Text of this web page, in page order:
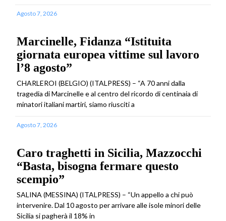
Agosto 7, 2026
Marcinelle, Fidanza “Istituita
giornata europea vittime sul lavoro
l’8 agosto”
CHARLEROI (BELGIO) (ITALPRESS) – “A 70 anni dalla
tragedia di Marcinelle e al centro del ricordo di centinaia di
minatori italiani martiri, siamo riusciti a
Agosto 7, 2026
Caro traghetti in Sicilia, Mazzocchi
“Basta, bisogna fermare questo
scempio”
SALINA (MESSINA) (ITALPRESS) – “Un appello a chi può
intervenire. Dal 10 agosto per arrivare alle isole minori delle
Sicilia si pagherà il 18% in